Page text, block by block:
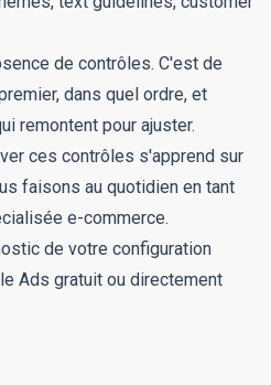
de contrôles. C'est de
dans quel ordre, et
remontent pour ajuster.
ces contrôles s'apprend sur
faisons au quotidien en tant
e-commerce.
de votre configuration
Ads gratuit ou directement